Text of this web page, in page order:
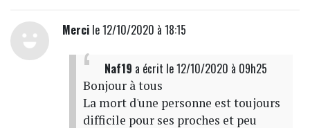
Mercile 12/10/2020 à 18:15
Naf19 a écrit le 12/10/2020 à 09h25
Bonjour à tous
La mort d'une personne est toujours
difficile pour ses proches et peu